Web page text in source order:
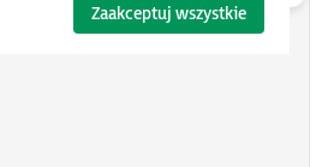
Zaakceptuj wszystkie